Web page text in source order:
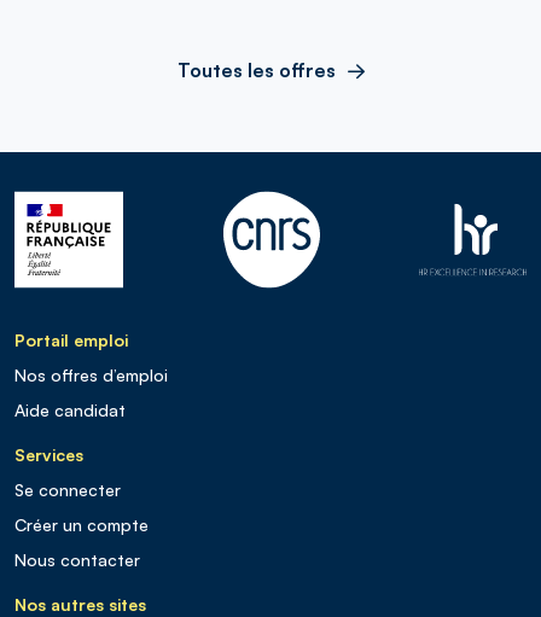
Toutes les offres
Portail emploi
Nos offres d’emploi
Aide candidat
Services
Se connecter
Créer un compte
Nous contacter
Nos autres sites